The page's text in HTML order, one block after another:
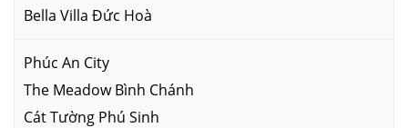
Bella Villa Đức Hoà
Phúc An City
The Meadow Bình Chánh
Cát Tường Phú Sinh